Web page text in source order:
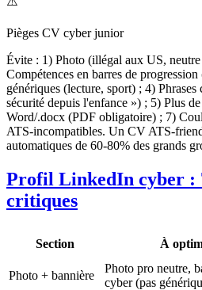
Pièges CV cyber junior
Évite : 1) Photo (illégal aux US,
Compétences en barres de
génériques (lecture, sport) ; 4) Phrases
sécurité depuis l'enfance ») ; 5) Plus
Word/.docx (PDF obligatoire) ; 7)
ATS-incompatibles. Un CV ATS-
automatiques de 60-80% des grands
Profil LinkedIn cyber :
critiques
Section À
Photo + bannière
Photo pro neutre,
cyber (pas